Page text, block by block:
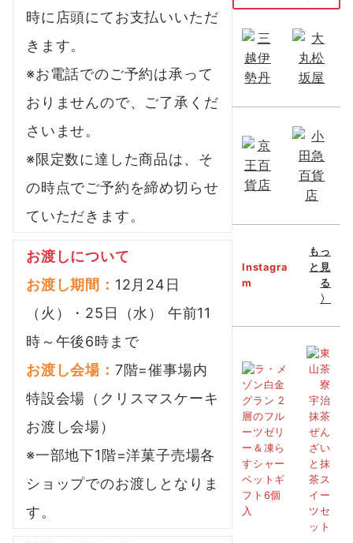
時に店頭にてお支払いいただ
きます。
※お電話でのご予約は承って
おりませんので、ご了承くだ
さいませ。
※限定数に達した商品は、そ
の時点でご予約を締め切らせ
ていただきます。
お渡しについて
お渡し期間： 12月24日
（火）・25日（水） 午前11
時～午後6時まで
お渡し会場： 7階=催事場内
特設会場（クリスマスケーキ
お渡し会場）
※一部地下1階=洋菓子売場各
ショップでのお渡しとなりま
す。
Instagra
m
もっ
と見
る
〉